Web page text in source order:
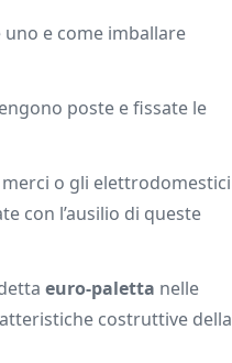
e come imballare
poste e fissate le
o gli elettrodomestici
con l’ausilio di queste
euro-paletta nelle
costruttive della